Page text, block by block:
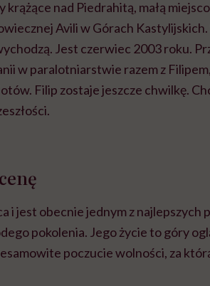
krążące nad Piedrahitą, małą
Avili w Górach
Jest czerwiec 2003 roku.
w paralotniarstwie razem z
Filip zostaje jeszcze chwilkę.
i jest obecnie jednym z
pokolenia. Jego życie to góry
poczucie wolności, za